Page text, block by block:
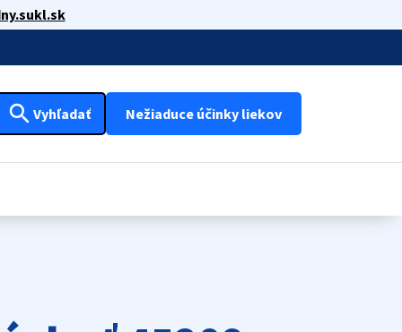
search Vyhľadať Nežiaduce účinky liekov